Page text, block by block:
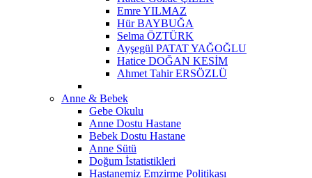
Emre YILMAZ
Hür BAYBUĞA
Selma ÖZTÜRK
Ayşegül PATAT YAĞOĞLU
Hatice DOĞAN KESİM
Ahmet Tahir ERSÖZLÜ
Anne & Bebek
Gebe Okulu
Anne Dostu Hastane
Bebek Dostu Hastane
Anne Sütü
Doğum İstatistikleri
Hastanemiz Emzirme Politikası